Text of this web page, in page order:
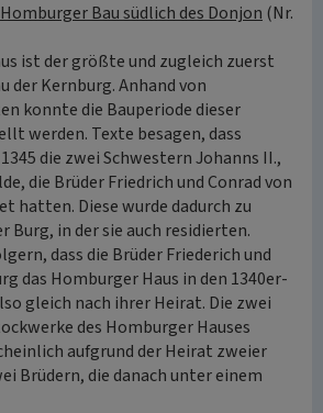
Bau südlich des Donjon (Nr.
ist der größte und zugleich zuerst
der Kernburg. Anhand von
konnte die Bauperiode dieser
werden. Texte besagen, dass
die zwei Schwestern Johanns II.,
die Brüder Friedrich und Conrad von
hatten. Diese wurde dadurch zu
Burg, in der sie auch residierten.
dass die Brüder Friederich und
das Homburger Haus in den 1340er-
gleich nach ihrer Heirat. Die zwei
des Homburger Hauses
aufgrund der Heirat zweier
Brüdern, die danach unter einem